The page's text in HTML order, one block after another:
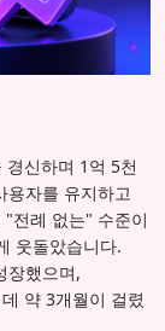
신하며 1억 5천
용자를 유지하고
전례 없는" 수준이
웃돌았습니다.
장했으며,
약 3개월이 걸렸